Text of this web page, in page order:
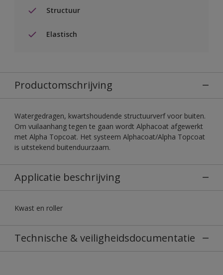
Structuur
Elastisch
Productomschrijving
Watergedragen, kwartshoudende structuurverf voor buiten.
Om vuilaanhang tegen te gaan wordt Alphacoat afgewerkt
met Alpha Topcoat. Het systeem Alphacoat/Alpha Topcoat
is uitstekend buitenduurzaam.
Applicatie beschrijving
Kwast en roller
Technische & veiligheidsdocumentatie